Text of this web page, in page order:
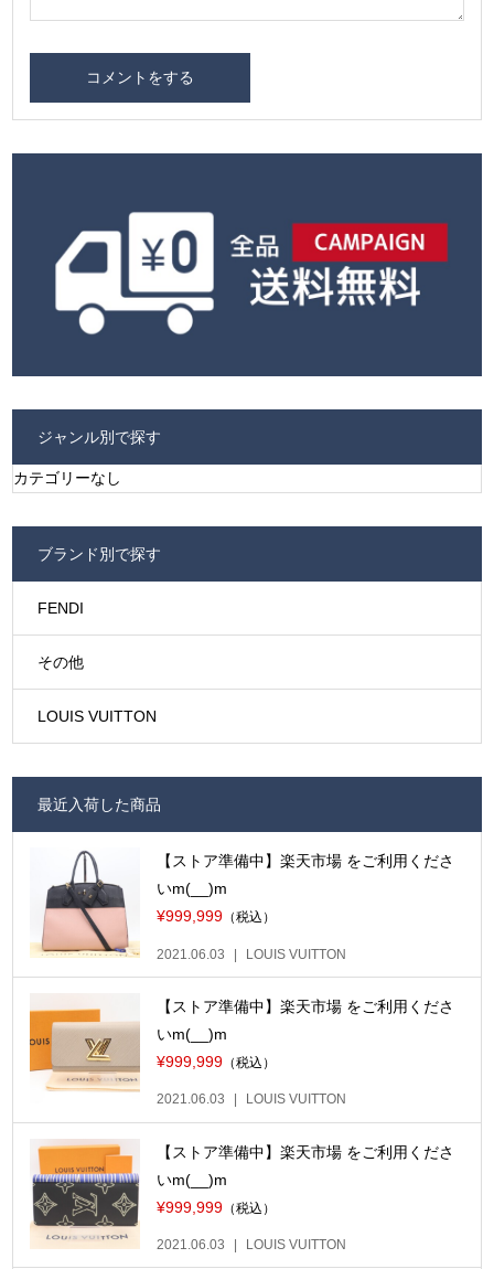
ジャンル別で探す
カテゴリーなし
ブランド別で探す
FENDI
その他
LOUIS VUITTON
最近入荷した商品
【ストア準備中】楽天市場 をご利用くださ
いm(__)m
¥999,999 （税込）
2021.06.03 LOUIS VUITTON
【ストア準備中】楽天市場 をご利用くださ
いm(__)m
¥999,999 （税込）
2021.06.03 LOUIS VUITTON
【ストア準備中】楽天市場 をご利用くださ
いm(__)m
¥999,999 （税込）
2021.06.03 LOUIS VUITTON